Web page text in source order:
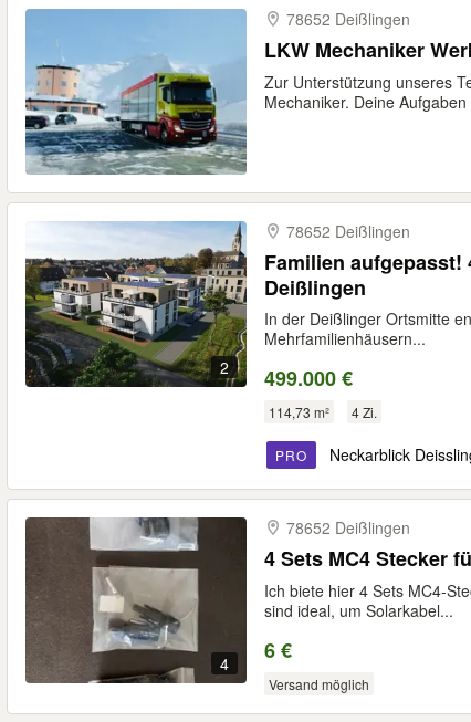
78652 Deißlingen
LKW Mechaniker
Zur Unterstützung unseres
Mechaniker. Deine
2
78652 Deißlingen
Familien aufgepasst!
Deißlingen
In der Deißlinger Ortsmitte
Mehrfamilienhäusern...
499.000 €
114,73 m² 4 Zi.
PRO Neckarblick
4
78652 Deißlingen
4 Sets MC4 Stecker
Ich biete hier 4 Sets MC4-
sind ideal, um Solarkabel...
6 €
Versand möglich